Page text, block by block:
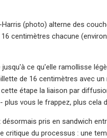
(photo) alterne des
centimètres chacune
ce qu'elle ramollisse
de 16 centimètres avec
étape la liaison par
vous le frappez, plus cela
pris en sandwich
critique du processus : une